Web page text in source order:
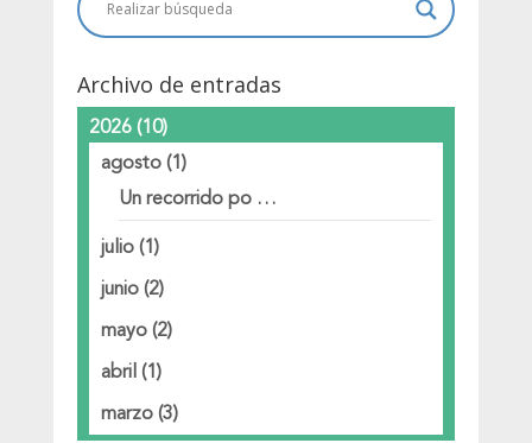
Archivo de entradas
2026 (10)
agosto (1)
Un recorrido po …
julio (1)
junio (2)
mayo (2)
abril (1)
marzo (3)